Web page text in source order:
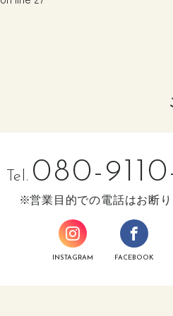
Tel. 080-
営業目的での電話はお断り
INSTAGRAM FACEBOOK